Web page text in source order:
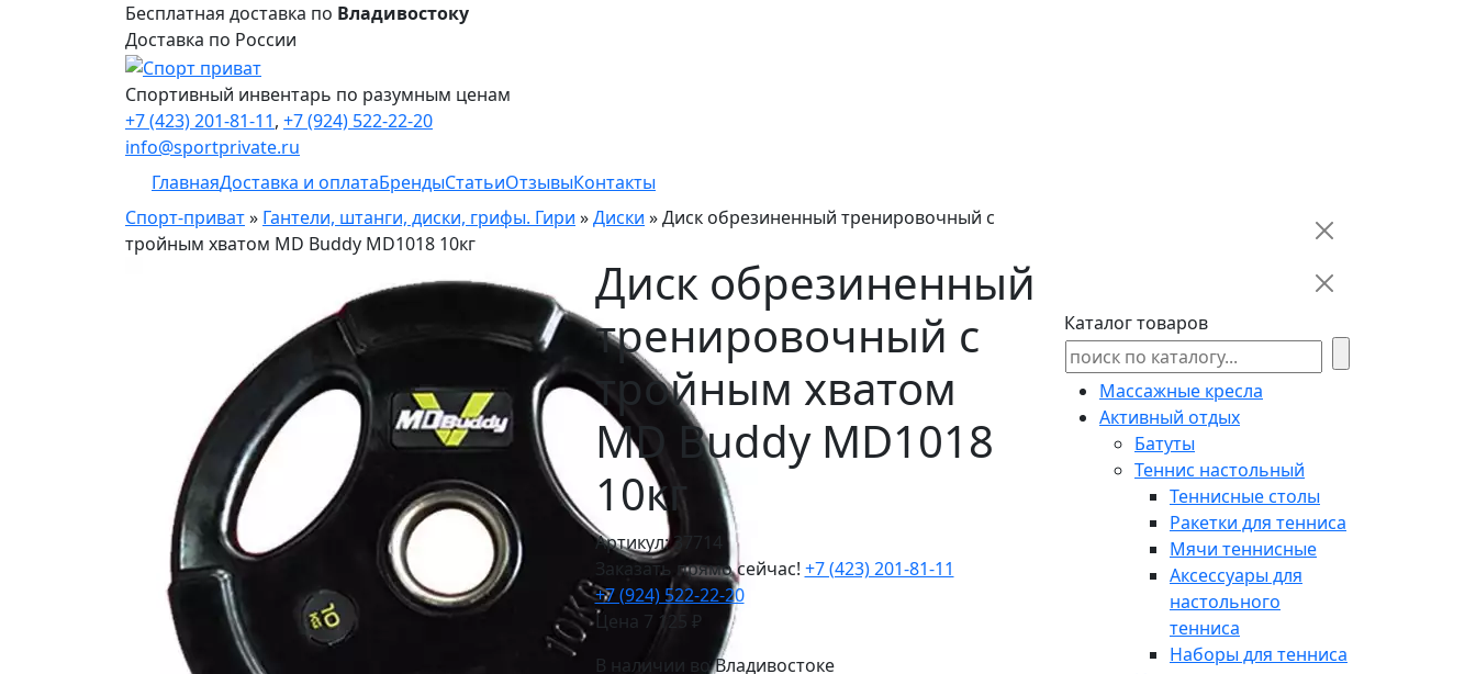
Бесплатная доставка по Владивостоку
Доставка по России
Спортивный инвентарь по разумным ценам
+7 (423) 201-81-11, +7 (924) 522-22-20
info@sportprivate.ru
ГлавнаяДоставка и оплатаБрендыСтатьиОтзывыКонтакты
Спорт-приват» Гантели, штанги, диски, грифы. Гири »Диски »Диск обрезиненный тренировочный с
тройным хватом MD Buddy MD1018 10кг
Диск обрезиненный
тренировочный с
тройным хватом
MD Buddy MD1018
10кг
Артикул: 37714
Заказать прямо сейчас! +7 (423) 201-81-11
+7 (924) 522-22-20
Цена 7 125 ₽
В наличии во Владивостоке
Каталог товаров
Массажные кресла
Активный отдых
Батуты
Теннис настольный
Теннисные столы
Ракетки для тенниса
Мячи теннисные
Аксессуары для
настольного
тенниса
Наборы для тенниса